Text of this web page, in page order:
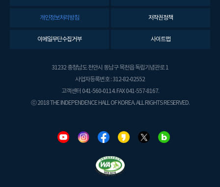
개인정보처리방침 저작권정책
이메일무단수집거부 사이트맵
31232 충청남도 천안시 동남구 목천읍 독립기념관로 1
사업자등록번호 : 312-82-02552
고객센터 041-560-0114. FAX 041-557-8167.
ⓒ 2018 THE INDEPENDENCE HALL OF KOREA. ALL RIGHTS RESERVED.